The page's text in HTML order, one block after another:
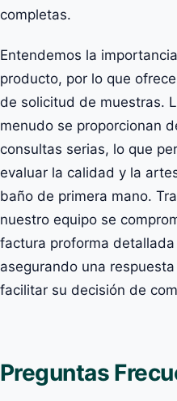
completas.
Entendemos la
producto, por lo que
de solicitud de muestras.
menudo se proporcionan
consultas serias, lo que
evaluar la calidad y la
baño de primera mano.
nuestro equipo se
factura proforma
asegurando una
facilitar su decisión de
Preguntas